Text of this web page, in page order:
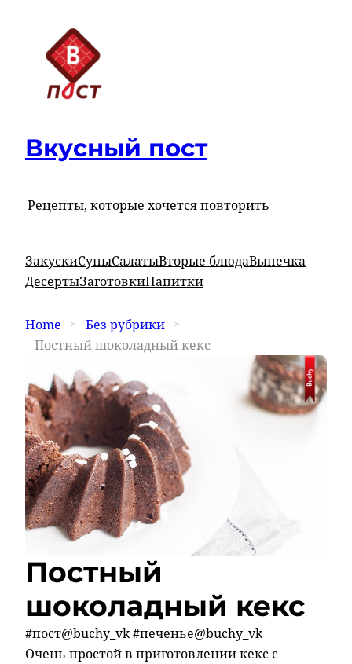
Вкусный пост
Рецепты, которые хочется повторить
ЗакускиСупыСалатыВторые блюдаВыпечка
ДесертыЗаготовкиНапитки
Home
Без рубрики
Постный шоколадный кекс
Постный
шоколадный кекс
#пост@buchy_vk #печенье@buchy_vk
Очень простой в приготовлении кекс с